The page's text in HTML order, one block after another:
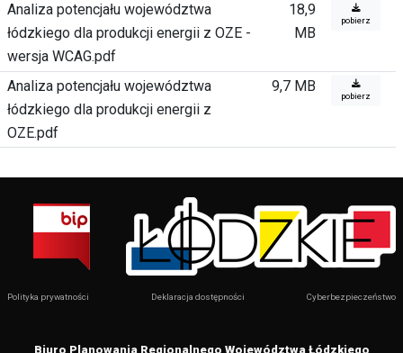
Analiza potencjału województwa
łódzkiego dla produkcji energii z OZE -
wersja WCAG.pdf
18,9
MB
pobierz
Analiza potencjału województwa
łódzkiego dla produkcji energii z
OZE.pdf
9,7 MB
pobierz
Polityka prywatności Deklaracja dostępności Cyberbezpieczeństwo
Biuro Planowania Regionalnego Województwa Łódzkiego